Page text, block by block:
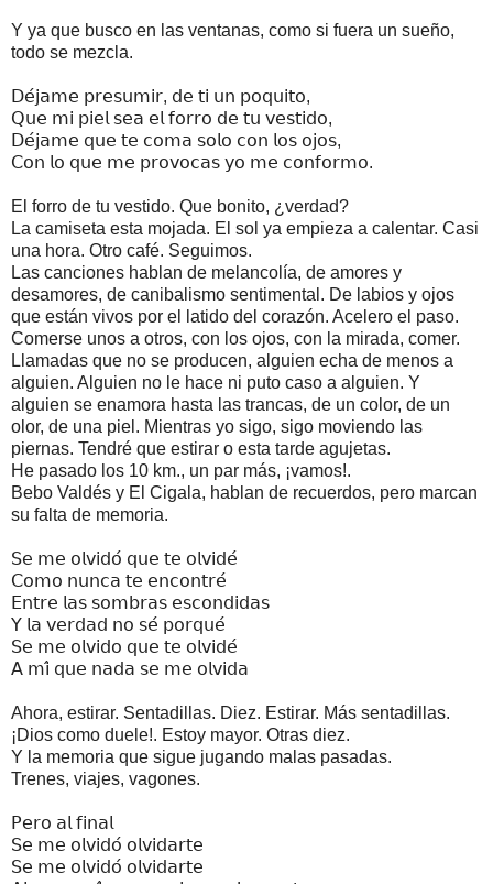
Y ya que busco en las ventanas, como si fuera un sueño,
todo se mezcla.
𝖣𝖾́𝗃𝖺𝗆𝖾 𝗉𝗋𝖾𝗌𝗎𝗆𝗂𝗋, 𝖽𝖾 𝗍𝗂 𝗎𝗇 𝗉𝗈𝗊𝗎𝗂𝗍𝗈,
𝖰𝗎𝖾 𝗆𝗂 𝗉𝗂𝖾𝗅 𝗌𝖾𝖺 𝖾𝗅 𝖿𝗈𝗋𝗋𝗈 𝖽𝖾 𝗍𝗎 𝗏𝖾𝗌𝗍𝗂𝖽𝗈,
𝖣𝖾́𝗃𝖺𝗆𝖾 𝗊𝗎𝖾 𝗍𝖾 𝖼𝗈𝗆𝖺 𝗌𝗈𝗅𝗈 𝖼𝗈𝗇 𝗅𝗈𝗌 𝗈𝗃𝗈𝗌,
𝖢𝗈𝗇 𝗅𝗈 𝗊𝗎𝖾 𝗆𝖾 𝗉𝗋𝗈𝗏𝗈𝖼𝖺𝗌 𝗒𝗈 𝗆𝖾 𝖼𝗈𝗇𝖿𝗈𝗋𝗆𝗈.
El forro de tu vestido. Que bonito, ¿verdad?
La camiseta esta mojada. El sol ya empieza a calentar. Casi
una hora. Otro café. Seguimos.
Las canciones hablan de melancolía, de amores y
desamores, de canibalismo sentimental. De labios y ojos
que están vivos por el latido del corazón. Acelero el paso.
Comerse unos a otros, con los ojos, con la mirada, comer.
Llamadas que no se producen, alguien echa de menos a
alguien. Alguien no le hace ni puto caso a alguien. Y
alguien se enamora hasta las trancas, de un color, de un
olor, de una piel. Mientras yo sigo, sigo moviendo las
piernas. Tendré que estirar o esta tarde agujetas.
He pasado los 10 km., un par más, ¡vamos!.
Bebo Valdés y El Cigala, hablan de recuerdos, pero marcan
su falta de memoria.
𝖲𝖾 𝗆𝖾 𝗈𝗅𝗏𝗂𝖽𝗈́ 𝗊𝗎𝖾 𝗍𝖾 𝗈𝗅𝗏𝗂𝖽𝖾́
𝖢𝗈𝗆𝗈 𝗇𝗎𝗇𝖼𝖺 𝗍𝖾 𝖾𝗇𝖼𝗈𝗇𝗍𝗋𝖾́
𝖤𝗇𝗍𝗋𝖾 𝗅𝖺𝗌 𝗌𝗈𝗆𝖻𝗋𝖺𝗌 𝖾𝗌𝖼𝗈𝗇𝖽𝗂𝖽𝖺𝗌
𝖸 𝗅𝖺 𝗏𝖾𝗋𝖽𝖺𝖽 𝗇𝗈 𝗌𝖾́ 𝗉𝗈𝗋𝗊𝗎𝖾́
𝖲𝖾 𝗆𝖾 𝗈𝗅𝗏𝗂𝖽𝗈 𝗊𝗎𝖾 𝗍𝖾 𝗈𝗅𝗏𝗂𝖽𝖾́
𝖠 𝗆𝗂́ 𝗊𝗎𝖾 𝗇𝖺𝖽𝖺 𝗌𝖾 𝗆𝖾 𝗈𝗅𝗏𝗂𝖽𝖺
Ahora, estirar. Sentadillas. Diez. Estirar. Más sentadillas.
¡Dios como duele!. Estoy mayor. Otras diez.
Y la memoria que sigue jugando malas pasadas.
Trenes, viajes, vagones.
𝖯𝖾𝗋𝗈 𝖺𝗅 𝖿𝗂𝗇𝖺𝗅
𝖲𝖾 𝗆𝖾 𝗈𝗅𝗏𝗂𝖽𝗈́ 𝗈𝗅𝗏𝗂𝖽𝖺𝗋𝗍𝖾
𝖲𝖾 𝗆𝖾 𝗈𝗅𝗏𝗂𝖽𝗈́ 𝗈𝗅𝗏𝗂𝖽𝖺𝗋𝗍𝖾